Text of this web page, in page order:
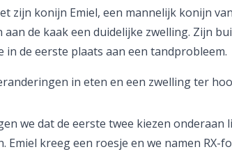
zijn konijn Emiel, een mannelijk konijn
de kaak een duidelijke zwelling. Zijn
de eerste plaats aan een tandprobleem.
in eten en een zwelling ter
we dat de eerste twee kiezen
kreeg een roesje en we namen RX-